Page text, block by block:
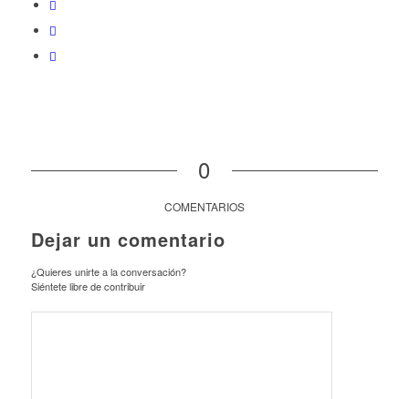
0
COMENTARIOS
Dejar un comentario
¿Quieres unirte a la conversación?
Siéntete libre de contribuir